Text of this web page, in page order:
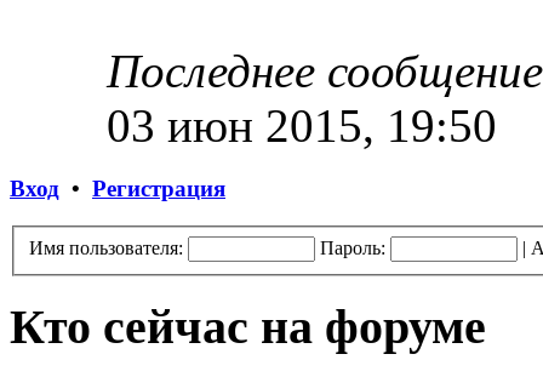
Последнее сообщение
03 июн 2015, 19:50
Вход • Регистрация
Имя пользователя: Пароль: |
Кто сейчас на форуме